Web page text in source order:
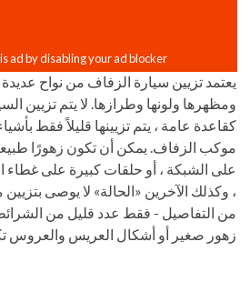
يعتمد تزيين سيارة الزفاف من نواح عديدة
ومظهرها ولونها وطرازها. لا يتم تزيين
كقاعدة عامة ، يتم تزيينها قليلاً فقط
موكب الزفاف. يمكن أن تكون زهورًا
على الشبكة ، أو حلقات كبيرة على غطاء
، وكذلك الآخرين «الحالة» لا يوصى بتزيين
من التفاصيل - فقط عدد قليل من
زهور صغير أو أشكال العريس والعروس